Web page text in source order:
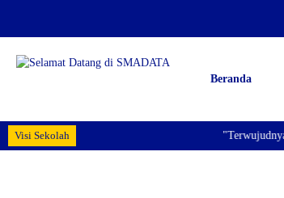
Beranda
Visi Sekolah